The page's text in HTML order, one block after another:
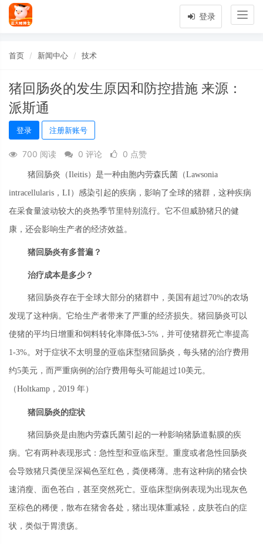
登录
首页 新闻中心 技术
猪回肠炎的发生原因和防控措施 来源：
派斯通
登录 注册新账号
700 阅读 0 评论 0 点赞
猪回肠炎（Ileitis）是一种由胞内劳森氏菌（Lawsonia
intracellularis，LI）感染引起的疾病，影响了全球的猪群，这种疾病
在采食量波动较大的炎热季节里特别流行。它不但威胁猪只的健
康，还会影响生产者的经济效益。
猪回肠炎有多普遍？
治疗成本是多少？
猪回肠炎存在于全球大部分的猪群中，美国有超过70%的农场
发现了这种病。它给生产者带来了严重的经济损失。猪回肠炎可以
使猪的平均日增重和饲料转化率降低3-5%，并可使猪群死亡率提高
1-3%。对于症状不太明显的亚临床型猪回肠炎，每头猪的治疗费用
约5美元，而严重病例的治疗费用每头可能超过10美元。
（Holtkamp，2019 年）
猪回肠炎的症状
猪回肠炎是由胞内劳森氏菌引起的一种影响猪肠道黏膜的疾
病。它有两种表现形式：急性型和亚临床型。重度或者急性回肠炎
会导致猪只粪便呈深褐色至红色，粪便稀薄。患有这种病的猪会快
速消瘦、面色苍白，甚至突然死亡。亚临床型病例表现为出现灰色
至棕色的稀便，散布在猪舍各处，猪出现体重减轻，皮肤苍白的症
状，类似于胃溃疡。